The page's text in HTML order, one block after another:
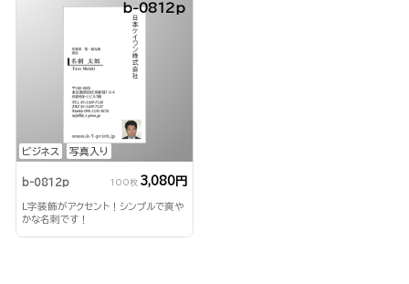
ビジネス 写真入り
b-0812p
b-0812p 100枚 3,080円
L字装飾がアクセント！シンプルで爽や
かな名刺です！